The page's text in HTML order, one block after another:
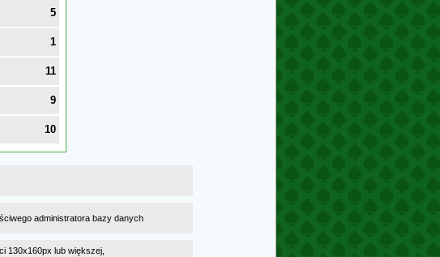
5
1
11
9
10
administratora bazy danych
130x160px lub większej,